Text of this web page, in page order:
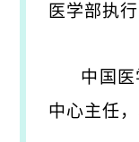
医学部执行
中国
中心主任